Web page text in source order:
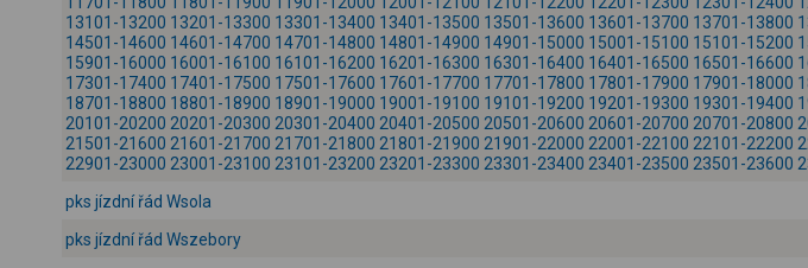
13101-13200 13201-13300 13301-13400 13401-13500 13501-13600 13601-13700 13701-13800
14501-14600 14601-14700 14701-14800 14801-14900 14901-15000 15001-15100 15101-15200
15901-16000 16001-16100 16101-16200 16201-16300 16301-16400 16401-16500 16501-16600
17301-17400 17401-17500 17501-17600 17601-17700 17701-17800 17801-17900 17901-18000
18701-18800 18801-18900 18901-19000 19001-19100 19101-19200 19201-19300 19301-19400
20101-20200 20201-20300 20301-20400 20401-20500 20501-20600 20601-20700 20701-20800
21501-21600 21601-21700 21701-21800 21801-21900 21901-22000 22001-22100 22101-22200
22901-23000 23001-23100 23101-23200 23201-23300 23301-23400 23401-23500 23501-23600
pks jízdní řád Wsola
pks jízdní řád Wszebory